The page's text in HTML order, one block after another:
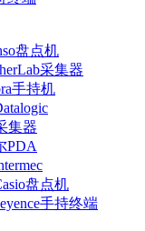
盘点机
采集器
手持机
集器
PDA
盘点机
手持终端